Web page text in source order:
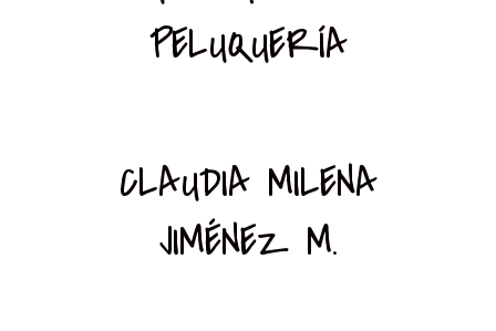
PELUQUERÍA
CLAUDIA MILENA
JIMÉNEZ M.